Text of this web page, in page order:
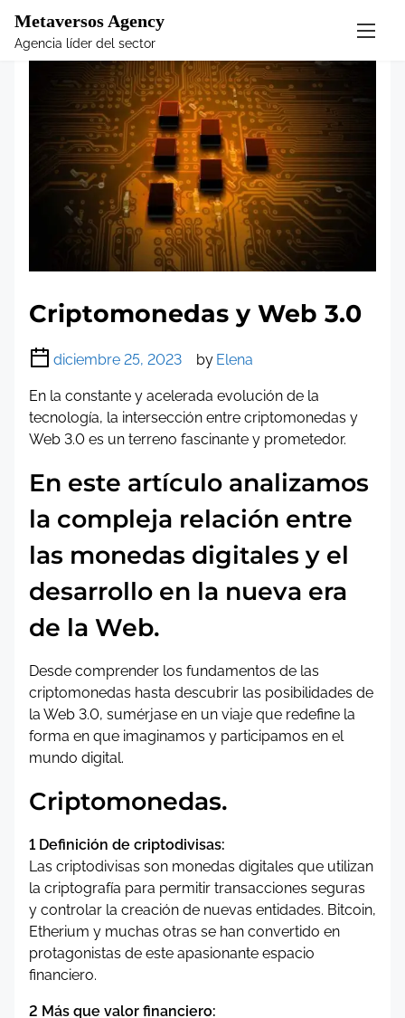
Metaversos Agency
Agencia líder del sector
Criptomonedas y Web 3.0
diciembre 25, 2023 by Elena
En la constante y acelerada evolución de la
tecnología, la intersección entre criptomonedas y
Web 3.0 es un terreno fascinante y prometedor.
En este artículo analizamos
la compleja relación entre
las monedas digitales y el
desarrollo en la nueva era
de la Web.
Desde comprender los fundamentos de las
criptomonedas hasta descubrir las posibilidades de
la Web 3.0, sumérjase en un viaje que redefine la
forma en que imaginamos y participamos en el
mundo digital.
Criptomonedas.
1 Definición de criptodivisas:
Las criptodivisas son monedas digitales que utilizan
la criptografía para permitir transacciones seguras
y controlar la creación de nuevas entidades. Bitcoin,
Etherium y muchas otras se han convertido en
protagonistas de este apasionante espacio
financiero.
2 Más que valor financiero: